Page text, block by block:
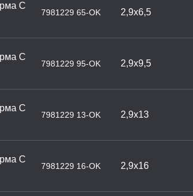
С
7981229 65-OK 2,9х6,5
С
7981229 95-OK 2,9х9,5
С
7981229 13-OK 2,9х13
С
7981229 16-OK 2,9х16